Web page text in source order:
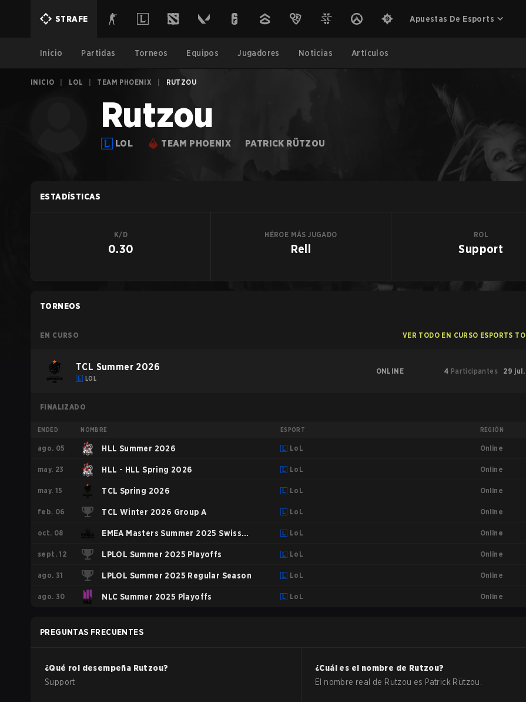
STRAFE Apuestas De Esports
Inicio Partidas Torneos Equipos Jugadores Noticias Artículos
INICIO LOL TEAM PHOENIX RUTZOU
Rutzou
LOL TEAM PHOENIX PATRICK RÜTZOU
ESTADÍSTICAS
K/D
0.30
HÉROE MÁS JUGADO
Rell
ROL
Support
TORNEOS
EN CURSO VER TODO EN CURSO ESPORTS
TCL Summer 2026
LOL
ONLINE 4 Participantes 29
FINALIZADO
ENDED NOMBRE ESPORT REGIÓN
ago. 05 HLL Summer 2026 LoL Online
may. 23 HLL - HLL Spring 2026 LoL Online
may. 15 TCL Spring 2026 LoL Online
feb. 06 TCL Winter 2026 Group A LoL Online
oct. 08 EMEA Masters Summer 2025 Swiss
Stage
LoL Online
sept. 12 LPLOL Summer 2025 Playoffs LoL Online
ago. 31 LPLOL Summer 2025 Regular Season LoL Online
ago. 30 NLC Summer 2025 Playoffs LoL Online
PREGUNTAS FRECUENTES
¿Qué rol desempeña Rutzou?
Support
¿Cuál es el nombre de Rutzou?
El nombre real de Rutzou es Patrick Rützou